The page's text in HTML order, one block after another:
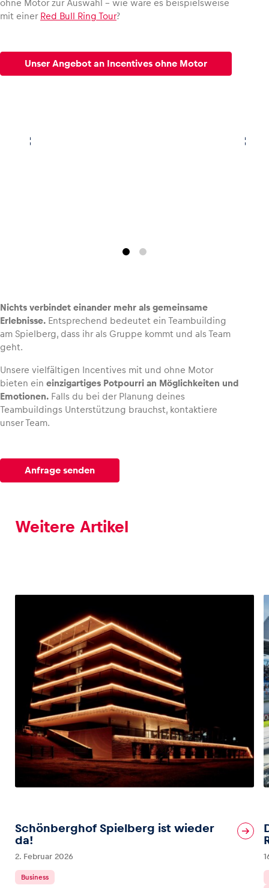
ohne Motor zur Auswahl – wie wäre es beispielsweise
mit einer Red Bull Ring Tour?
Unser Angebot an Incentives ohne Motor
Nichts verbindet einander mehr als gemeinsame
Erlebnisse. Entsprechend bedeutet ein Teambuilding
am Spielberg, dass ihr als Gruppe kommt und als Team
geht.
Unsere vielfältigen Incentives mit und ohne Motor
bieten ein einzigartiges Potpourri an Möglichkeiten und
Emotionen. Falls du bei der Planung deines
Teambuildings Unterstützung brauchst, kontaktiere
unser Team.
Anfrage senden
Weitere Artikel
Schönberghof Spielberg ist wieder
da!
2. Februar 2026
Business